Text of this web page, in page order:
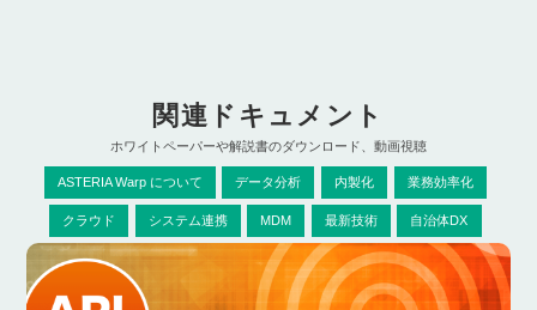
関連ドキュメント
ホワイトペーパーや解説書のダウンロード、動画視聴
ASTERIA Warp について データ分析 内製化 業務効率化
クラウド システム連携 MDM 最新技術 自治体DX